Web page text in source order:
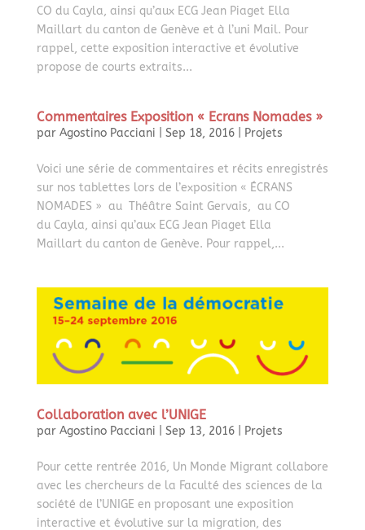
CO du Cayla, ainsi qu’aux ECG Jean Piaget Ella
Maillart du canton de Genève et à l’uni Mail. Pour
rappel, cette exposition interactive et évolutive
propose de courts extraits...
Commentaires Exposition « Ecrans Nomades »
par Agostino Pacciani Sep 18, 2016| Projets
Voici une série de commentaires et récits enregistrés
sur nos tablettes lors de l’exposition « ÉCRANS
NOMADES » au Théâtre Saint Gervais, au CO
du Cayla, ainsi qu’aux ECG Jean Piaget Ella
Maillart du canton de Genève. Pour rappel,...
Collaboration avec l’UNIGE
par Agostino Pacciani Sep 13, 2016| Projets
Pour cette rentrée 2016, Un Monde Migrant collabore
avec les chercheurs de la Faculté des sciences de la
société de l’UNIGE en proposant une exposition
interactive et évolutive sur la migration, des